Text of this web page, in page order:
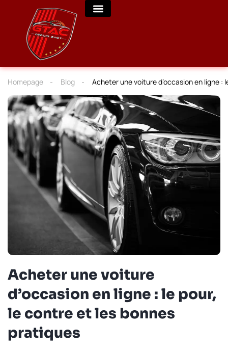
Homepage Blog Acheter une voiture d’occasion en ligne
Acheter une voiture
d’occasion en ligne : le pour,
le contre et les bonnes
pratiques